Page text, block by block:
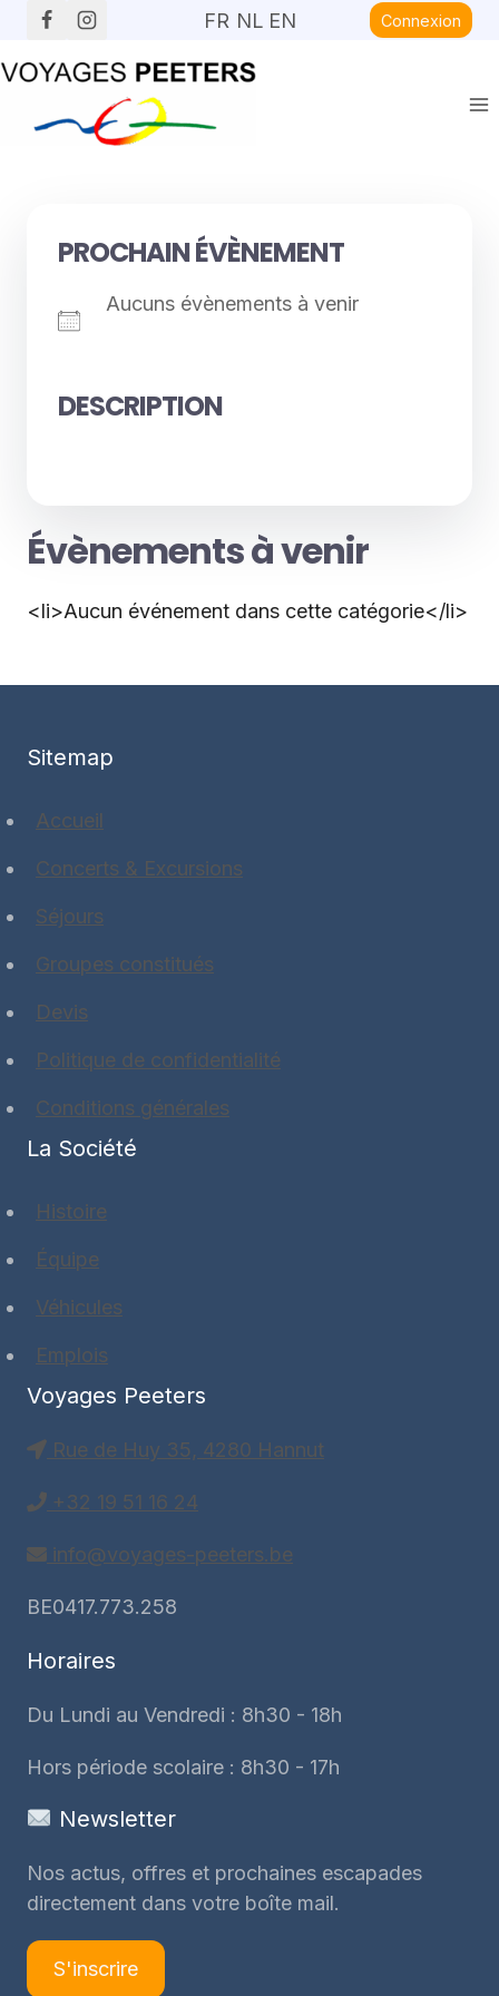
contenu
FR NL EN Connexion
PROCHAIN ÉVÈNEMENT
Aucuns évènements à venir
DESCRIPTION
Évènements à venir
<li>Aucun événement dans cette catégorie</li>
Sitemap
Accueil
Concerts & Excursions
Séjours
Groupes constitués
Devis
Politique de confidentialité
Conditions générales
La Société
Histoire
Équipe
Véhicules
Emplois
Voyages Peeters
Rue de Huy 35, 4280 Hannut
+32 19 51 16 24
info@voyages-peeters.be
BE0417.773.258
Horaires
Du Lundi au Vendredi : 8h30 - 18h
Hors période scolaire : 8h30 - 17h
Newsletter
Nos actus, offres et prochaines escapades
directement dans votre boîte mail.
S'inscrire